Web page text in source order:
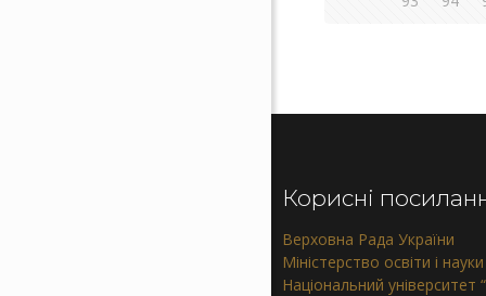
Корисні
Верховна Рада України
Міністерство освіти і
Національний університет